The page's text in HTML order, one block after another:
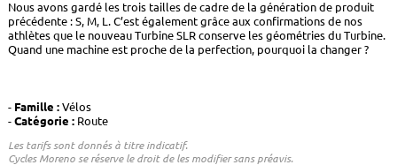
Nous avons gardé les trois tailles de cadre de la génération de produit
précédente : S, M, L. C’est également grâce aux confirmations de nos
athlètes que le nouveau Turbine SLR conserve les géométries du Turbine.
Quand une machine est proche de la perfection, pourquoi la changer ?
Famille :Vélos
Catégorie :Route
Les tarifs sont donnés à titre indicatif.
Cycles Moreno se réserve le droit de les modifier sans préavis.